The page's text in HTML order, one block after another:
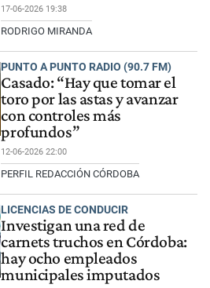
17-06-2026 19:38
RODRIGO MIRANDA
PUNTO A PUNTO RADIO (90.7 FM)
Casado: “Hay que tomar el
toro por las astas y avanzar
con controles más
profundos”
12-06-2026 22:00
PERFIL REDACCIÓN CÓRDOBA
LICENCIAS DE CONDUCIR
Investigan una red de
carnets truchos en Córdoba:
hay ocho empleados
municipales imputados